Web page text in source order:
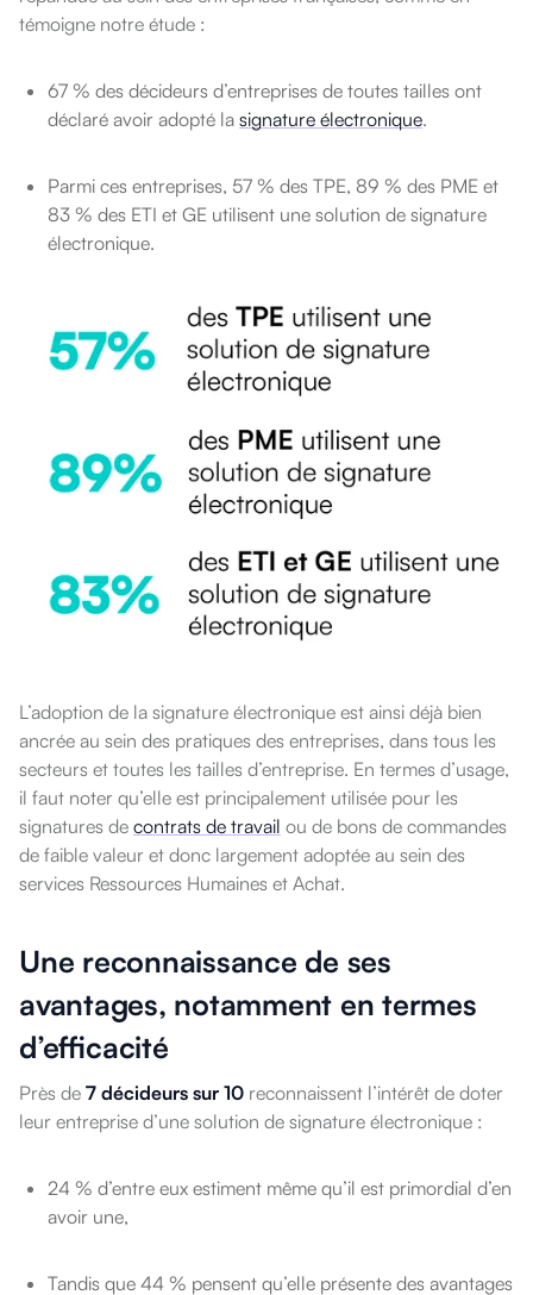
témoigne notre étude :
67 % des décideurs d’entreprises de toutes tailles ont
déclaré avoir adopté la signature électronique.
Parmi ces entreprises, 57 % des TPE, 89 % des PME et
83 % des ETI et GE utilisent une solution de signature
électronique.
L’adoption de la signature électronique est ainsi déjà bien
ancrée au sein des pratiques des entreprises, dans tous les
secteurs et toutes les tailles d’entreprise. En termes d’usage,
il faut noter qu’elle est principalement utilisée pour les
signatures de contrats de travail ou de bons de commandes
de faible valeur et donc largement adoptée au sein des
services Ressources Humaines et Achat.
Une reconnaissance de ses
avantages, notamment en termes
d’efficacité
Près de 7 décideurs sur 10 reconnaissent l’intérêt de doter
leur entreprise d’une solution de signature électronique :
24 % d’entre eux estiment même qu’il est primordial d’en
avoir une,
Tandis que 44 % pensent qu’elle présente des avantages